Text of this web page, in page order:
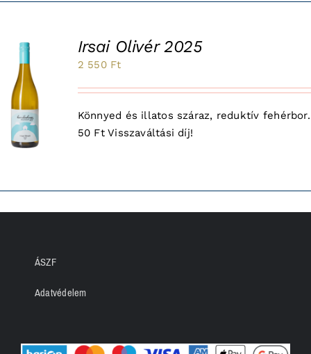
Irsai Olivér 2025
2 550 Ft
Könnyed és illatos száraz, reduktív
50 Ft Visszaváltási díj!
ÁSZF
Adatvédelem